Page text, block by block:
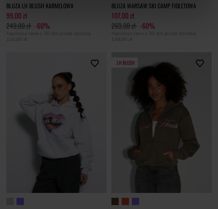
BLUZA LH BLUSH KARMELOWA
99,00 zł
249,00 zł -60%
Najniższa cena z 30 dni przed obniżką
124,00 zł
BLUZA WARSAW SKI CAMP FIOLETOWA
107,00 zł
269,00 zł -60%
Najniższa cena z 30 dni przed obniżką
134,00 zł
LH BLUSH